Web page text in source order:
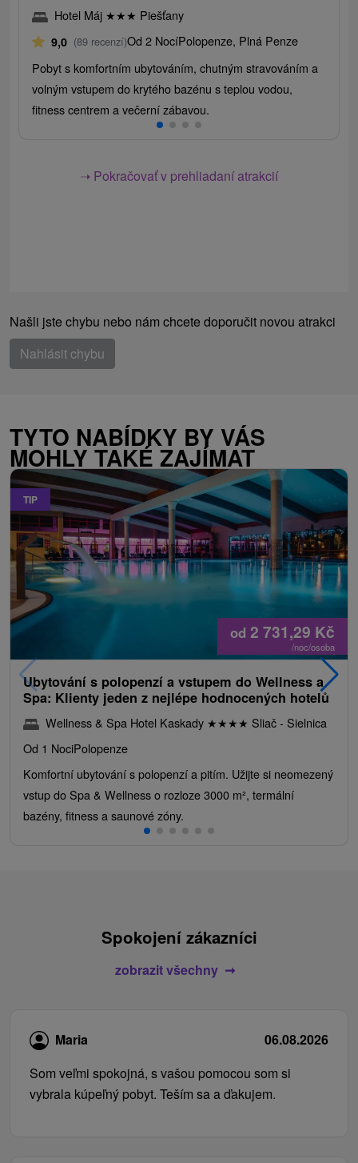
Hotel Máj ★★★ Piešťany
9,0 (89 recenzí)Od 2 NocíPolopenze, Plná Penze
Pobyt s komfortním ubytováním, chutným stravováním a
volným vstupem do krytého bazénu s teplou vodou,
fitness centrem a večerní zábavou.
➝ Pokračovať v prehliadaní atrakcií
Našli jste chybu nebo nám chcete doporučit novou atrakci
Nahlásit chybu
TYTO NABÍDKY BY VÁS
MOHLY TAKÉ ZAJÍMAT
TIP
od 2 731,29 Kč
/noc/osoba
Ubytování s polopenzí a vstupem do Wellness a
Spa: Klienty jeden z nejlépe hodnocených hotelů
Wellness & Spa Hotel Kaskady ★★★★ Sliač - Sielnica
Od 1 NociPolopenze
Komfortní ubytování s polopenzí a pitím. Užijte si neomezený
vstup do Spa & Wellness o rozloze 3000 m², termální
bazény, fitness a saunové zóny.
Spokojení zákazníci
zobrazit všechny
Maria
06.08.2026
Som veľmi spokojná, s vašou pomocou som si
vybrala kúpeľný pobyt. Teším sa a ďakujem.